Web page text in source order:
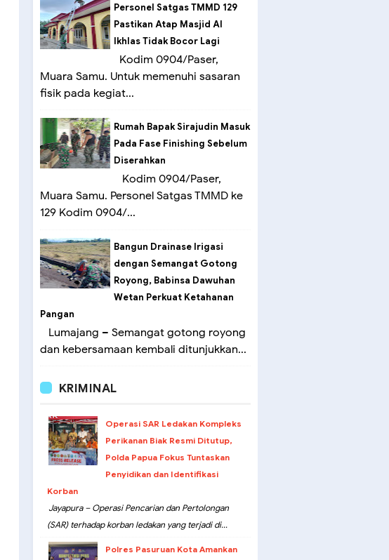
Personel Satgas TMMD 129
Pastikan Atap Masjid Al
Ikhlas Tidak Bocor Lagi
Kodim 0904/Paser,
Muara Samu. Untuk memenuhi sasaran
fisik pada kegiat...
Rumah Bapak Sirajudin Masuk
Pada Fase Finishing Sebelum
Diserahkan
Kodim 0904/Paser,
Muara Samu. Personel Satgas TMMD ke
129 Kodim 0904/...
Bangun Drainase Irigasi
dengan Semangat Gotong
Royong, Babinsa Dawuhan
Wetan Perkuat Ketahanan
Pangan
Lumajang – Semangat gotong royong
dan kebersamaan kembali ditunjukkan...
KRIMINAL
Operasi SAR Ledakan Kompleks
Perikanan Biak Resmi Ditutup,
Polda Papua Fokus Tuntaskan
Penyidikan dan Identifikasi
Korban
Jayapura – Operasi Pencarian dan Pertolongan
(SAR) terhadap korban ledakan yang terjadi di...
Polres Pasuruan Kota Amankan